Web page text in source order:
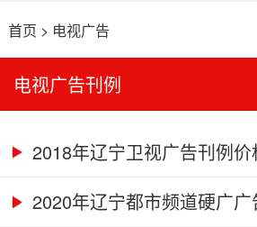
首页 > 电视广告
电视广告刊例
2018年辽宁卫视广告刊例价
2020年辽宁都市频道硬广